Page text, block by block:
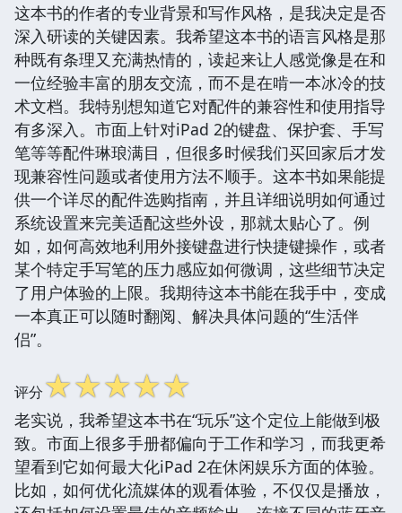
这本书的作者的专业背景和写作风格，是我决定是否
深入研读的关键因素。我希望这本书的语言风格是那
种既有条理又充满热情的，读起来让人感觉像是在和
一位经验丰富的朋友交流，而不是在啃一本冰冷的技
术文档。我特别想知道它对配件的兼容性和使用指导
有多深入。市面上针对iPad 2的键盘、保护套、手写
笔等等配件琳琅满目，但很多时候我们买回家后才发
现兼容性问题或者使用方法不顺手。这本书如果能提
供一个详尽的配件选购指南，并且详细说明如何通过
系统设置来完美适配这些外设，那就太贴心了。例
如，如何高效地利用外接键盘进行快捷键操作，或者
某个特定手写笔的压力感应如何微调，这些细节决定
了用户体验的上限。我期待这本书能在我手中，变成
一本真正可以随时翻阅、解决具体问题的“生活伴
侣”。
评分☆☆☆☆☆
老实说，我希望这本书在“玩乐”这个定位上能做到极
致。市面上很多手册都偏向于工作和学习，而我更希
望看到它如何最大化iPad 2在休闲娱乐方面的体验。
比如，如何优化流媒体的观看体验，不仅仅是播放，